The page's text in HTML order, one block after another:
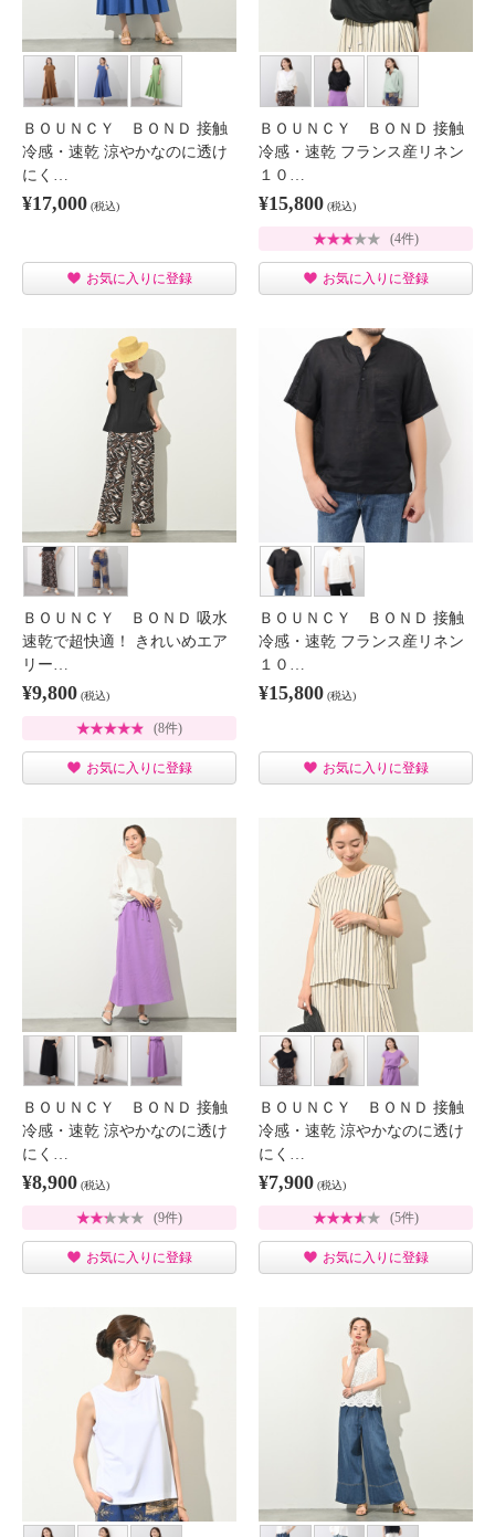
ＢＯＵＮＣＹ ＢＯＮＤ 接触
冷感・速乾 涼やかなのに透け
にく…
¥17,000 (税込)
お気に入りに登録
ＢＯＵＮＣＹ ＢＯＮＤ 接触
冷感・速乾 フランス産リネン
１０…
¥15,800 (税込)
(4件)
お気に入りに登録
ＢＯＵＮＣＹ ＢＯＮＤ 吸水
速乾で超快適！ きれいめエア
リー…
¥9,800 (税込)
(8件)
お気に入りに登録
ＢＯＵＮＣＹ ＢＯＮＤ 接触
冷感・速乾 フランス産リネン
１０…
¥15,800 (税込)
お気に入りに登録
ＢＯＵＮＣＹ ＢＯＮＤ 接触
冷感・速乾 涼やかなのに透け
にく…
¥8,900 (税込)
(9件)
お気に入りに登録
ＢＯＵＮＣＹ ＢＯＮＤ 接触
冷感・速乾 涼やかなのに透け
にく…
¥7,900 (税込)
(5件)
お気に入りに登録